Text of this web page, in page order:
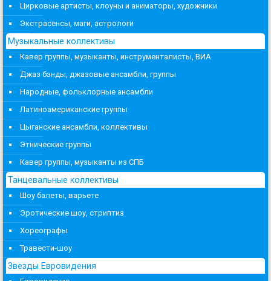
Цирковые артисты, клоуны и аниматоры, художники
Экстрасенсы, маги, астрологи
Музыкальные коллективы
Кавер группы, музыканты, инструменталисты, ВИА
Джаз бэнды, джазовые ансамбли, группы
Народные, фольклорные ансамбли
Латиноамериканские группы
Цыганские ансамбли, коллективы
Этнические группы
Кавер группы, музыканты из СПБ
Танцевальные коллективы
Шоу балеты, варьете
Эротические шоу, стриптиз
Хореографы
Травести-шоу
Звезды Евровидения